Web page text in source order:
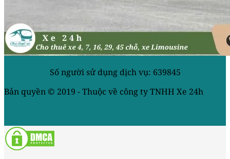
Số người sử dụng dịch vụ: 639845
Bản quyền © 2019 - Thuộc về công ty TNHH Xe 24h